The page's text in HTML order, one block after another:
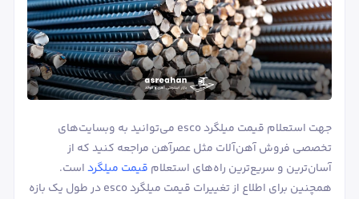
جهت استعلام قیمت میلگرد esco می‌توانید به وبسایت‌های
تخصصی فروش آهن‌آلات مثل عصرآهن مراجعه کنید که از
آسان‌ترین و سریع‌ترین راه‌های استعلام قیمت میلگرداست.
همچنین برای اطلاع از تغییرات قیمت میلگرد esco در طول یک بازه